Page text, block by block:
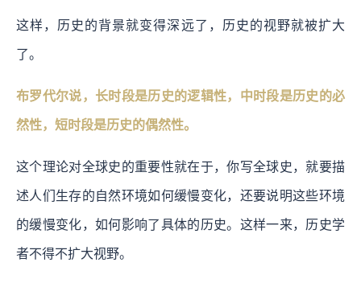
这样，历史的背景就变得深远了，历史的视野就被扩大
了。
布罗代尔说，长时段是历史的逻辑性，中时段是历史的必
然性，短时段是历史的偶然性。
这个理论对全球史的重要性就在于，你写全球史，就要描
述人们生存的自然环境如何缓慢变化，还要说明这些环境
的缓慢变化，如何影响了具体的历史。这样一来，历史学
者不得不扩大视野。